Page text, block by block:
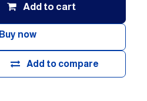
Add to cart
Buy now
Add to compare